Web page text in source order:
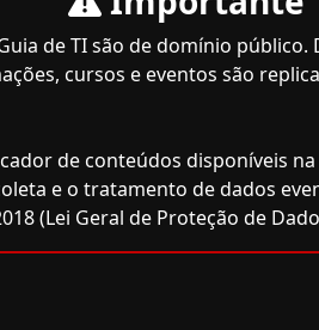
de TI são de domínio
cursos e eventos são
de conteúdos disponíveis
e o tratamento de dados
(Lei Geral de Proteção de